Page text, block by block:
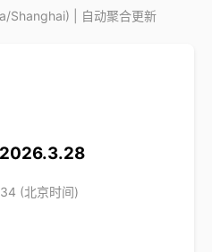
Shanghai) | 自动聚合更新
(北京时间)